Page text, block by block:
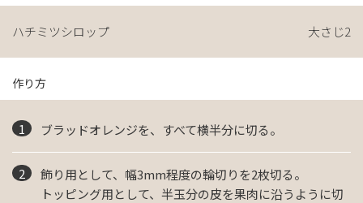
ハチミツシロップ 大さじ2
作り方
ブラッドオレンジを、すべて横半分に切る。
飾り用として、幅3mm程度の輪切りを2枚切る。
トッピング用として、半玉分の皮を果肉に沿うように切